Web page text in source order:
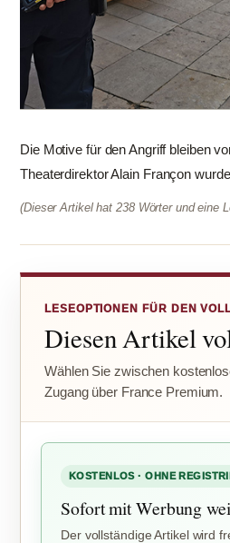
Die Motive für den Angriff bleiben
Theaterdirektor Alain Françon
(Dieser Artikel hat 238 Wörter und eine
LESEOPTIONEN FÜR DEN
Diesen Artikel
Wählen Sie zwischen
Zugang über France Premium.
KOSTENLOS · OHNE
Sofort mit Werbung
Der vollständige Artikel wird